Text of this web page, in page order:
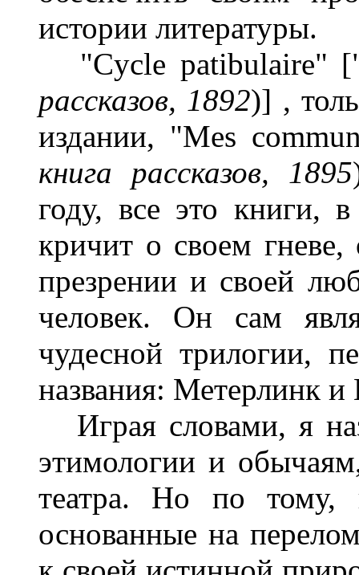
истории литературы.
"Cycle patibulaire"
рассказов, 1892)] ,
издании, "Mes
книга рассказов, 1895
году, все это книги,
кричит о своем гневе,
презрении и своей
человек. Он сам
чудесной трилогии,
названия: Метерлинк и
Играя словами, я
этимологии и
театра. Но по тому,
основанные на